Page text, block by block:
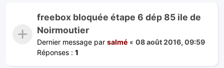
freebox bloquée étape 6 dép 85 ile de
Noirmoutier
Dernier message par salmé « 08 août 2016, 09:59
Réponses : 1